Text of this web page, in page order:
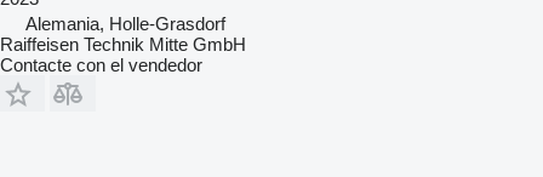
Alemania, Holle-Grasdorf
Raiffeisen Technik Mitte GmbH
Contacte con el vendedor